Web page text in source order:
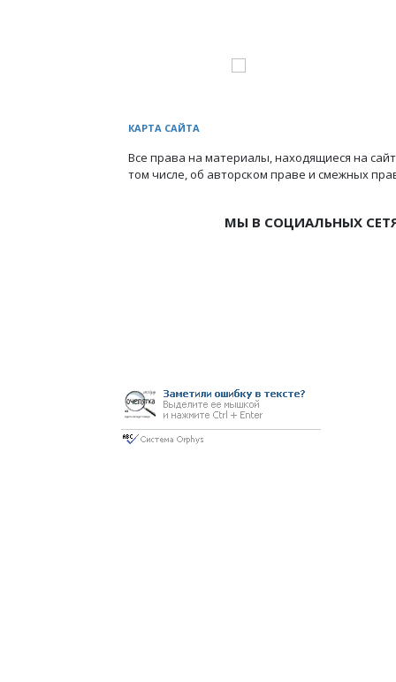
КАРТА САЙТА
Все права на материалы, находящиеся на
том числе, об авторском праве и смежных
МЫ В СОЦИАЛЬНЫХ